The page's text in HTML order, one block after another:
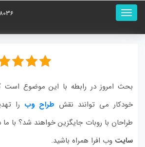
منو
اصلی
بحث امروز در رابطه با این موضوع است
خودکار می توانند نقش طراح وب را
طراحان با روبات جایگزین خواهند شد؟ با ما
سایت وب افرا همراه باشید.